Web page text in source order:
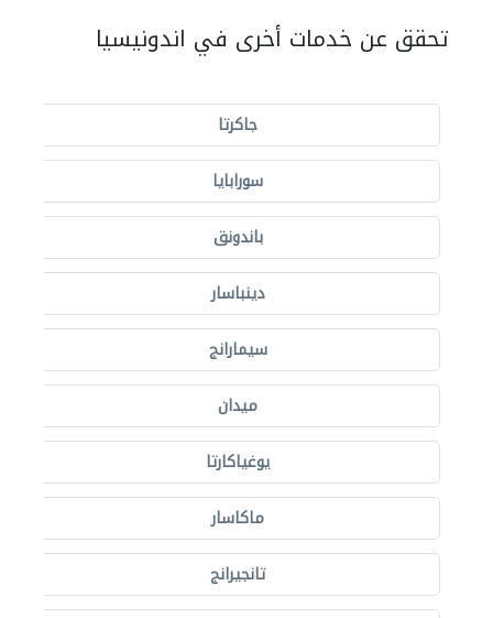
تحقق عن خدمات أخرى في اندونيسيا
جاكرتا
سورابايا
باندونق
دينباسار
سيمارانج
ميدان
يوغياكارتا
ماكاسار
تانجيرانج